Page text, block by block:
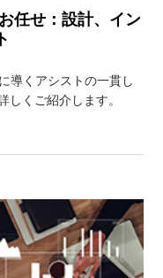
任せ：設計、イン
導くアシストの一貫し
しくご紹介します。